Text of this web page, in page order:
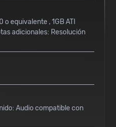
o equivalente , 1GB ATI
adicionales: Resolución
Audio compatible con